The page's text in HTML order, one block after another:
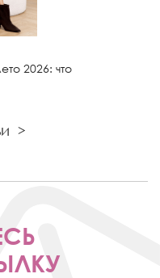
2026: что
>